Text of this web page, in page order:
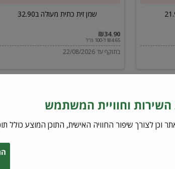
שמן זית כתית מעולה ב32.90
₪34.90
₪4.65 ל-100 מ"ל
בתוקף עד 22/08/2026